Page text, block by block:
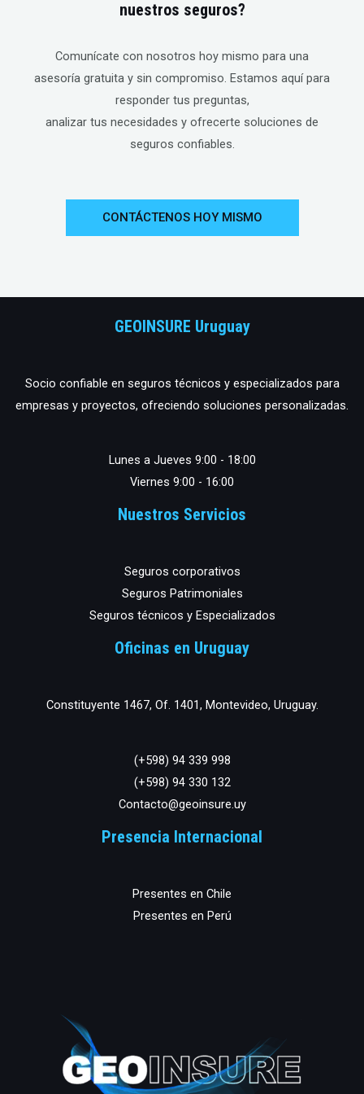
nuestros seguros?
Comunícate con nosotros hoy mismo para una
asesoría gratuita y sin compromiso. Estamos aquí para
responder tus preguntas,
analizar tus necesidades y ofrecerte soluciones de
seguros confiables.
CONTÁCTENOS HOY MISMO
GEOINSURE Uruguay
Socio confiable en seguros técnicos y especializados para
empresas y proyectos, ofreciendo soluciones personalizadas.
Lunes a Jueves 9:00 - 18:00
Viernes 9:00 - 16:00
Nuestros Servicios
Seguros corporativos
Seguros Patrimoniales
Seguros técnicos y Especializados
Oficinas en Uruguay
Constituyente 1467, Of. 1401, Montevideo, Uruguay.
(+598) 94 339 998
(+598) 94 330 132
Contacto@geoinsure.uy
Presencia Internacional
Presentes en Chile
Presentes en Perú